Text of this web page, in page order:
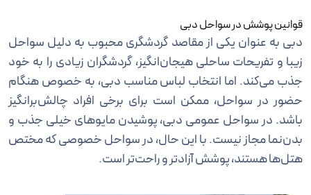
قوانین پوشش در سواحل دبی
دبی به عنوان یکی از مقاصد گردشگری محبوب به دلیل سواحل
زیبا و تفریحات ساحلی هیجان‌انگیز، گردشگران زیادی را به خود
جذب می‌کند. اما انتخاب لباس مناسب دبی، به خصوص هنگام
حضور در سواحل، ممکن است برای برخی افراد چالش‌برانگیز
باشد. در سواحل عمومی دبی، پوشیدن مایوهای خیلی جذب و
بدن‌نما مجاز نیست. با این حال، در سواحل خصوصی که مختص
هتل‌ها هستند، پوشش آزادتر و راحت‌تر است.